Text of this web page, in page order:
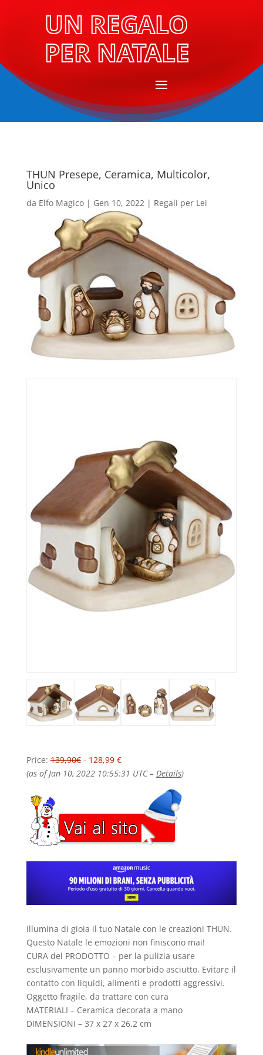
UN REGALO
PER NATALE
THUN Presepe, Ceramica, Multicolor,
Unico
da Elfo Magico| Gen 10, 2022| Regali per Lei
Price:139,90€- 128,99 €
(as of Jan 10, 2022 10:55:31 UTC – Details)
Illumina di gioia il tuo Natale con le creazioni THUN.
Questo Natale le emozioni non finiscono mai!
CURA del PRODOTTO – per la pulizia usare
esclusivamente un panno morbido asciutto. Evitare il
contatto con liquidi, alimenti e prodotti aggressivi.
Oggetto fragile, da trattare con cura
MATERIALI – Ceramica decorata a mano
DIMENSIONI – 37 x 27 x 26,2 cm